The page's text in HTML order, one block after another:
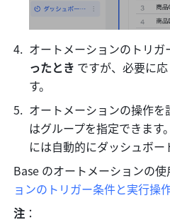
オートメーションのトリ
ったとき ですが、必要に
す。
オートメーションの操作
はグループを指定できます
には自動的にダッシュボー
Base のオートメーションの使
ョンのトリガー条件と実行操
注 ：